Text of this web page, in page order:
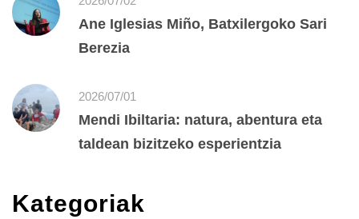
Ane Iglesias Miño, Batxilergoko Sari
Berezia
2026/07/01
Mendi Ibiltaria: natura, abentura eta
taldean bizitzeko esperientzia
Kategoriak